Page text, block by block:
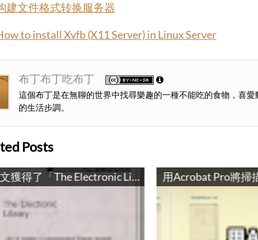
建文件格式转换服务器
to install Xvfb (X11 Server) in Linux Server
布丁布丁吃布丁
這個布丁是在無聊的世界中找尋樂趣的一種不能吃的食物，喜
的生活步調。
Posts
論文獲得了「The Electronic Library 2013 Highly Commended Paper Award」 / Receving The Electronic Library 2013 Highly Commended Paper Award